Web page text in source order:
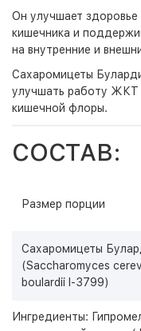
Он улучшает
кишечника и
на внутренние и
Сахаромицеты
улучшать работу ЖКТ
кишечной флоры.
СОСТАВ:
Размер порции
Сахаромицеты
(Saccharomyces
boulardii I-3799)
Ингредиенты: